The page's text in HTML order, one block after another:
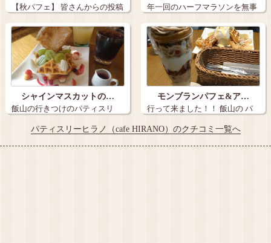
【秋パフェ】 皆さんからの投稿
も多く、…
年一回のハーフマラソンを無事
に完走（去年…
シャインマスカットの…
飯山の行きつけのパティスリ
ー・ヒラノさん…
モンブランパフェ&ア…
行って来ました！！ 飯山の パ
パティスリーヒラノ（cafe HIRANO）のクチコミ一覧へ